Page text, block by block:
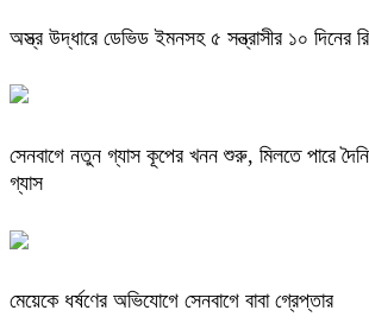
অস্ত্র উদ্ধারে ডেভিড ইমনসহ ৫ সন্ত্রাসীর ১০ দিনের
সেনবাগে নতুন গ্যাস কূপের খনন শুরু, মিলতে পারে
গ্যাস
মেয়েকে ধর্ষণের অভিযোগে সেনবাগে বাবা গ্রেপ্তার